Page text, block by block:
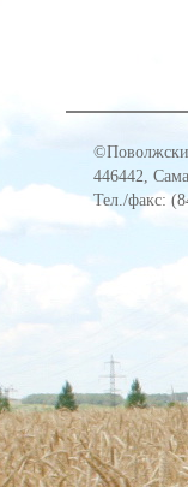
446442,
Тел./факс: